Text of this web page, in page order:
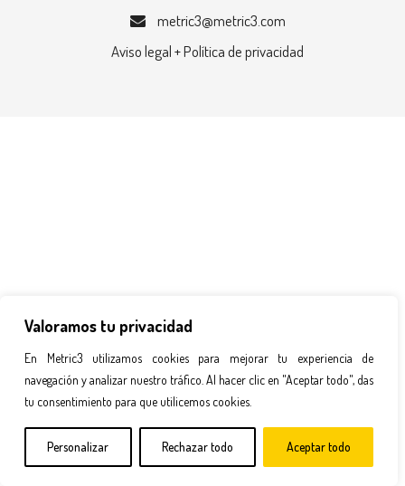
Valoramos tu privacidad
En Metric3 utilizamos cookies para mejorar tu experiencia de
navegación y analizar nuestro tráfico. Al hacer clic en "Aceptar todo", das
tu consentimiento para que utilicemos cookies.
Personalizar Rechazar todo Aceptar todo
metric3@metric3.com
Aviso legal + Política de privacidad